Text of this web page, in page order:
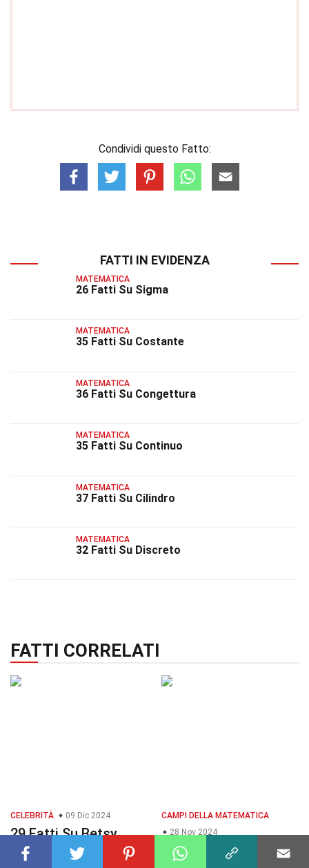
Condividi questo Fatto:
FATTI IN EVIDENZA
MATEMATICA
26 Fatti Su Sigma
MATEMATICA
35 Fatti Su Costante
MATEMATICA
36 Fatti Su Congettura
MATEMATICA
35 Fatti Su Continuo
MATEMATICA
37 Fatti Su Cilindro
MATEMATICA
32 Fatti Su Discreto
FATTI CORRELATI
CELEBRITÀ 09 Dic 2024
29 Fatti Su Betsy
Brandt
CAMPI DELLA MATEMATICA
28 Nov 2024
28 Fatti Su Serie